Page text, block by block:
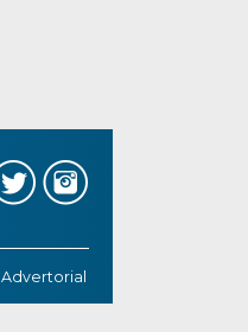
Advertorial